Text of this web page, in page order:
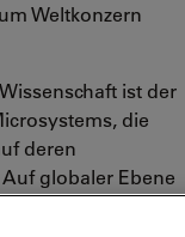
Weltkonzern
ist der
die
deren
globaler Ebene
die alle zu